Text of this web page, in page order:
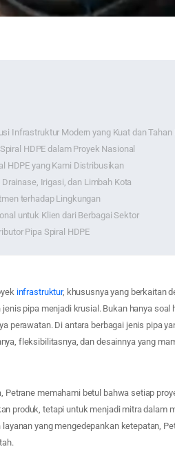
Infrastruktur Modern yang Kuat dan Tahan
HDPE dalam Proyek Nasional
HDPE yang Kami Distribusikan
Irigasi, dan Limbah Kota
terhadap Lingkungan
untuk Klien dari Berbagai Sektor
Pipa Spiral HDPE
infrastruktur, khususnya yang berkaitan
pipa menjadi krusial. Bukan hanya soal
perawatan. Di antara berbagai jenis pipa
fleksibilitasnya, dan desainnya yang
Petrane memahami betul bahwa setiap
produk, tetapi untuk menjadi mitra dalam
yang mengedepankan ketepatan,